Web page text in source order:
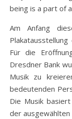
being is a part of
Am Anfang
Für die
Dresdner Bank
Musik zu
bedeutenden
Die Musik
der ausgewählten